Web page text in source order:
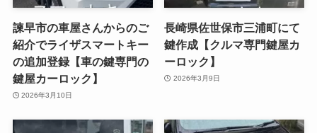
諫早市の車屋さんからのご
紹介でライザスマートキー
の追加登録【車の鍵専門の
鍵屋カーロック】
2026年3月10日
長崎県佐世保市三浦町にて
鍵作成【クルマ専門鍵屋カ
ーロック】
2026年3月9日